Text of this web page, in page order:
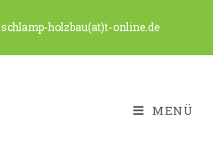
schlamp-holzbau(at)t-online.de
MENÜ